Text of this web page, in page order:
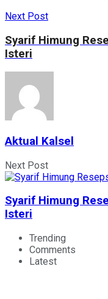
Next Post
Syarif Himung
Isteri
Aktual Kalsel
Next Post
Syarif Himung
Isteri
Trending
Comments
Latest